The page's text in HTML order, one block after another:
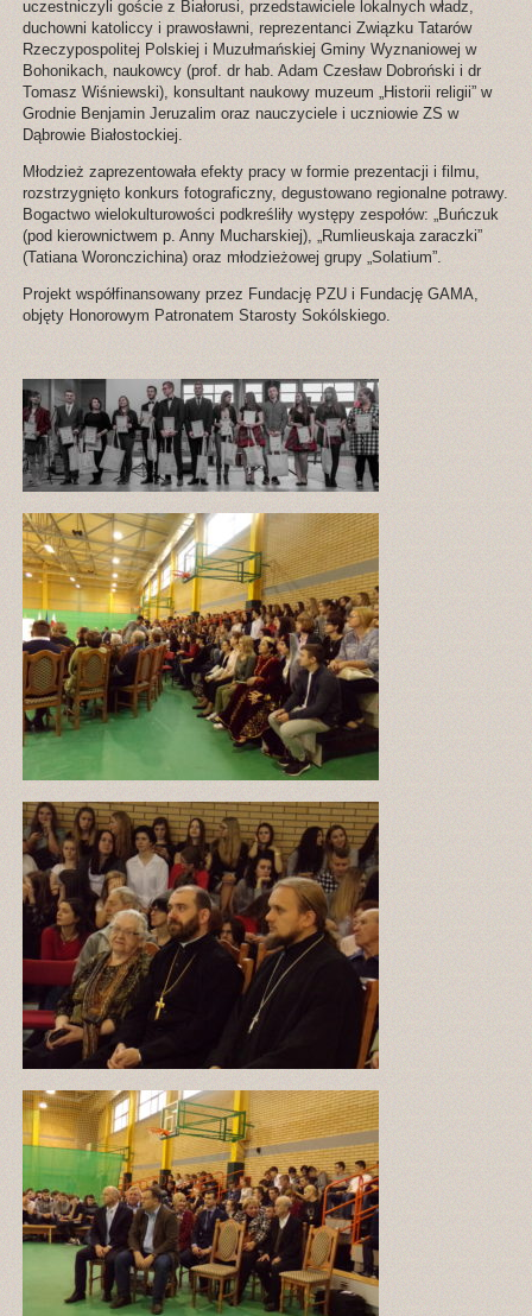
uczestniczyli goście z Białorusi, przedstawiciele lokalnych władz,
duchowni katoliccy i prawosławni, reprezentanci Związku Tatarów
Rzeczypospolitej Polskiej i Muzułmańskiej Gminy Wyznaniowej w
Bohonikach, naukowcy (prof. dr hab. Adam Czesław Dobroński i dr
Tomasz Wiśniewski), konsultant naukowy muzeum „Historii religii” w
Grodnie Benjamin Jeruzalim oraz nauczyciele i uczniowie ZS w
Dąbrowie Białostockiej.
Młodzież zaprezentowała efekty pracy w formie prezentacji i filmu,
rozstrzygnięto konkurs fotograficzny, degustowano regionalne potrawy.
Bogactwo wielokulturowości podkreśliły występy zespołów: „Buńczuk
(pod kierownictwem p. Anny Mucharskiej), „Rumlieuskaja zaraczki”
(Tatiana Woronczichina) oraz młodzieżowej grupy „Solatium”.
Projekt współfinansowany przez Fundację PZU i Fundację GAMA,
objęty Honorowym Patronatem Starosty Sokólskiego.